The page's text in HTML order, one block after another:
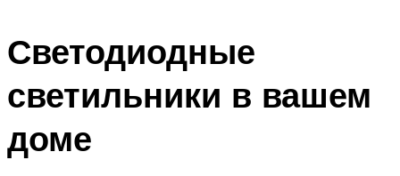
Светодиодные
светильники в вашем
доме